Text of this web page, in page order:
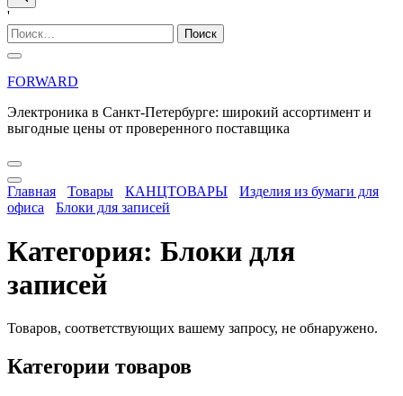
'
Найти:
FORWARD
Электроника в Санкт-Петербурге: широкий ассортимент и
выгодные цены от проверенного поставщика
Главная Товары КАНЦТОВАРЫ
Изделия из бумаги для
офиса
Блоки для записей
Категория: Блоки для
записей
Товаров, соответствующих вашему запросу, не обнаружено.
Категории товаров